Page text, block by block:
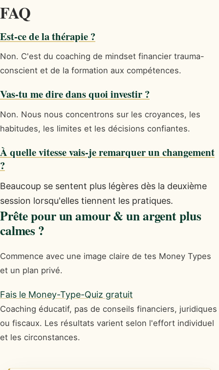
FAQ
Est-ce de la thérapie ?
Non. C'est du coaching de mindset financier trauma-
conscient et de la formation aux compétences.
Vas-tu me dire dans quoi investir ?
Non. Nous nous concentrons sur les croyances, les
habitudes, les limites et les décisions confiantes.
À quelle vitesse vais-je remarquer un changement
?
Beaucoup se sentent plus légères dès la deuxième
session lorsqu'elles tiennent les pratiques.
Prête pour un amour & un argent plus
calmes ?
Commence avec une image claire de tes Money Types
et un plan privé.
Fais le Money-Type-Quiz gratuit
Coaching éducatif, pas de conseils financiers, juridiques
ou fiscaux. Les résultats varient selon l'effort individuel
et les circonstances.